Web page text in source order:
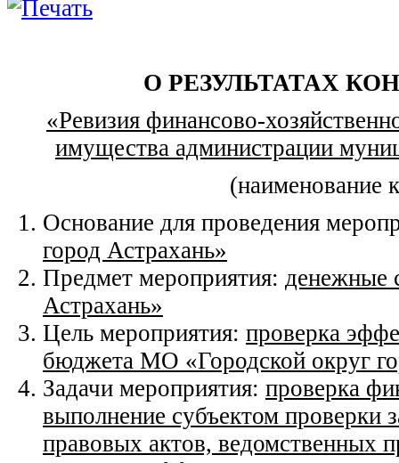
О РЕЗУЛЬТАТАХ
«Ревизия финансово-
имущества администрации
(наименование
Основание для проведения
город Астрахань»
Предмет мероприятия: денежные
Астрахань»
Цель мероприятия: проверка
бюджета МО «Городской округ
Задачи мероприятия: проверка
выполнение субъектом проверки
правовых актов, ведомственных